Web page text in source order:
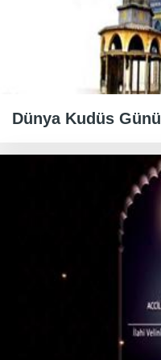
Dünya Kudüs Günü